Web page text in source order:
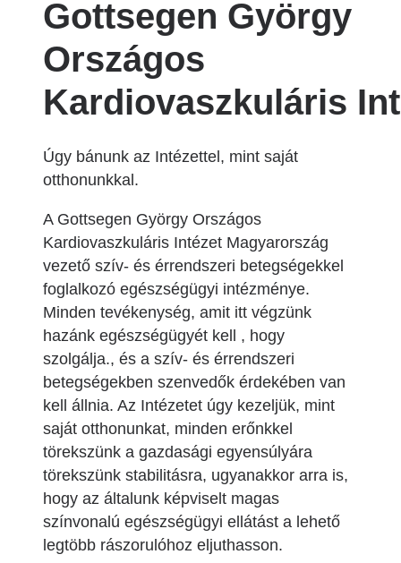
Gottsegen György
Országos
Kardiovaszkuláris
Úgy bánunk az Intézettel, mint saját
otthonunkkal.
A Gottsegen György Országos
Kardiovaszkuláris Intézet Magyarország
vezető szív- és érrendszeri betegségekkel
foglalkozó egészségügyi intézménye.
Minden tevékenység, amit itt végzünk
hazánk egészségügyét kell , hogy
szolgálja., és a szív- és érrendszeri
betegségekben szenvedők érdekében van
kell állnia. Az Intézetet úgy kezeljük, mint
saját otthonunkat, minden erőnkkel
törekszünk a gazdasági egyensúlyára
törekszünk stabilitásra, ugyanakkor arra is,
hogy az általunk képviselt magas
színvonalú egészségügyi ellátást a lehető
legtöbb rászorulóhoz eljuthasson.